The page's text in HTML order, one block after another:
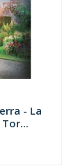
- La